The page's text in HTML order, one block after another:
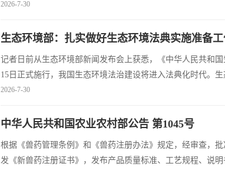
“十五五”时期推进群众身边水体保护治理作出系统部署，为人
2026-7-30
生态环境部：扎实做好生态环境法典实施准备
记者日前从生态环境部新闻发布会上获悉，《中华人民共和
15日正式施行，我国生态环境法治建设将进入法典化时代。
度落地等筹备工作，确保法典平稳落地见效。 系统开展相关
2026-7-30
中华人民共和国农业农村部公告 第1045号
根据《兽药管理条例》和《兽药注册办法》规定，经审查，
发《新兽药注册证书》，发布产品质量标准、工艺规程、说